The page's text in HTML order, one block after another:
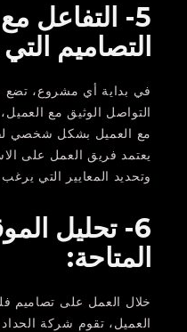
5- التفاعل
التصاميم
في بداية أي مشروع، تضع
التواصل الوثيق مع
مع العميل بشكل شخصي
يعتمد فريق العمل على
وتحديد المعايير التي
6- تحليل
المتاحة:
خلال العمل على تصاميم
العميل، تقوم شركة